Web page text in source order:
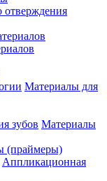
отверждения
Материалы для
Материалы
(праймеры)
Аппликационная